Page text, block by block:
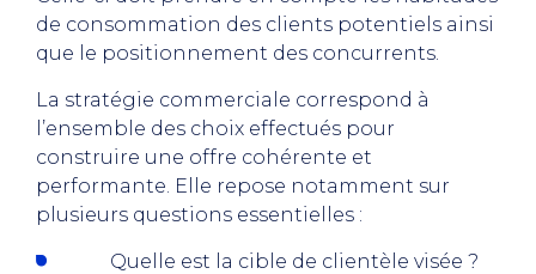
de consommation des clients potentiels ainsi
que le positionnement des concurrents.
La stratégie commerciale correspond à
l’ensemble des choix effectués pour
construire une offre cohérente et
performante. Elle repose notamment sur
plusieurs questions essentielles :
Quelle est la cible de clientèle visée ?